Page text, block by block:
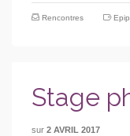
Rencontres
Stage
sur 2 AVRIL 2017